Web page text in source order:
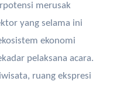
merusak
yang selama ini
ekonomi
pelaksana acara.
ruang ekspresi